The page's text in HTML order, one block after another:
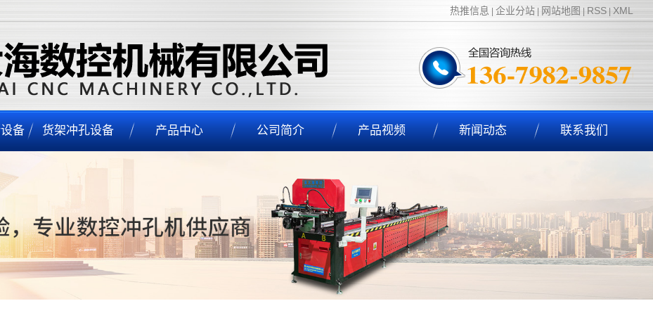
热推信息 企业分站| 网站地图 RSS| XML
备 货架冲孔设备 产品中心 公司简介 产品视频 新闻动态 联系我们